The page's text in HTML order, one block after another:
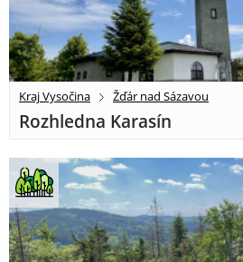
Kraj Vysočina Žďár nad Sázavou
Rozhledna Karasín